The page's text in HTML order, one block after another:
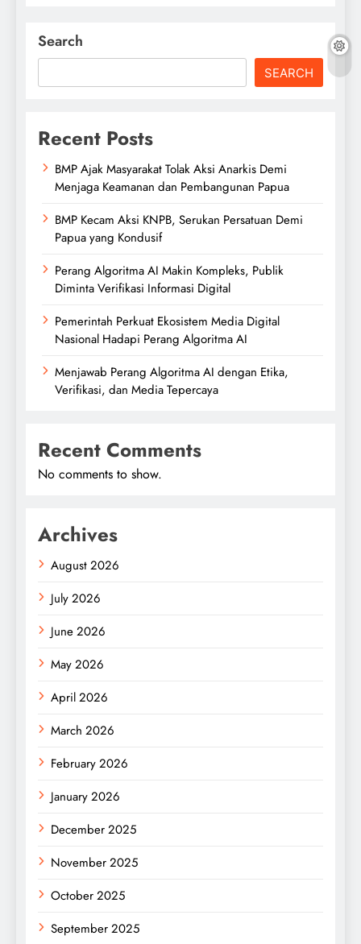
Search
SEARCH
Recent Posts
BMP Ajak Masyarakat Tolak Aksi Anarkis Demi
Menjaga Keamanan dan Pembangunan Papua
BMP Kecam Aksi KNPB, Serukan Persatuan Demi
Papua yang Kondusif
Perang Algoritma AI Makin Kompleks, Publik
Diminta Verifikasi Informasi Digital
Pemerintah Perkuat Ekosistem Media Digital
Nasional Hadapi Perang Algoritma AI
Menjawab Perang Algoritma AI dengan Etika,
Verifikasi, dan Media Tepercaya
Recent Comments
No comments to show.
Archives
August 2026
July 2026
June 2026
May 2026
April 2026
March 2026
February 2026
January 2026
December 2025
November 2025
October 2025
September 2025